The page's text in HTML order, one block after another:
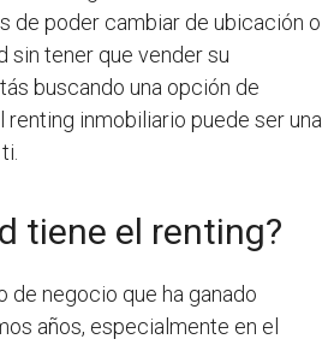
de poder cambiar de ubicación o
sin tener que vender su
buscando una opción de
renting inmobiliario puede ser una
tiene el renting?
de negocio que ha ganado
años, especialmente en el